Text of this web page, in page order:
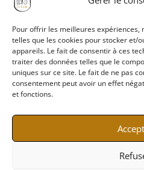
Pour offrir les meilleures expériences,
telles que les cookies pour stocker et/
appareils. Le fait de consentir à ces
traiter des données telles que le
uniques sur ce site. Le fait de ne pas
consentement peut avoir un effet
et fonctions.
Politique de
Mentions
CGV
CGU